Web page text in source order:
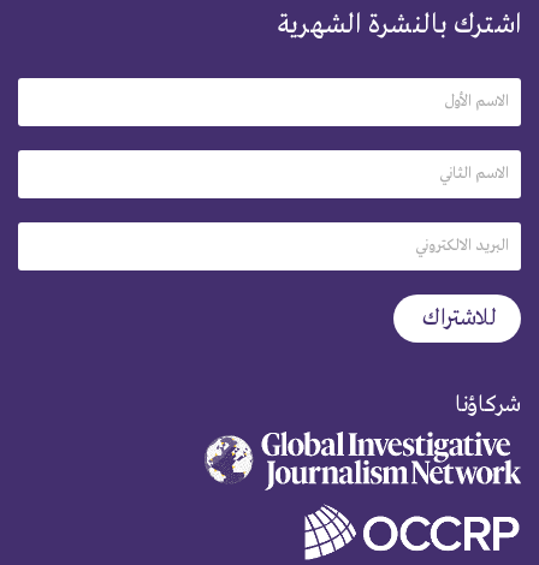
اشترك بالنشرة الشهرية
شركاؤنا